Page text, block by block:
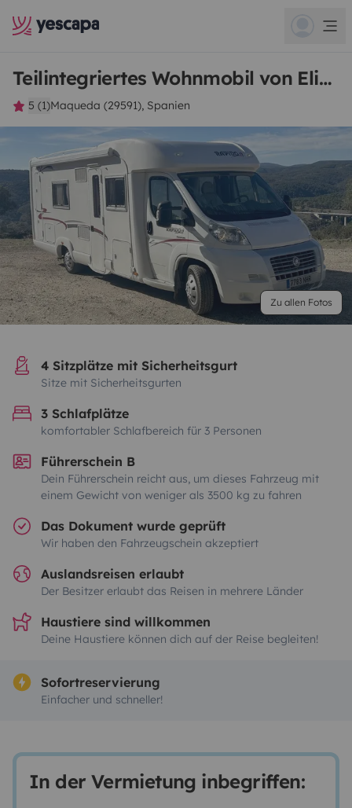
Teilintegriertes Wohnmobil von Eline Patrik F
5 (1)Maqueda (29591), Spanien
Zu allen Fotos
4 Sitzplätze mit Sicherheitsgurt
Sitze mit Sicherheitsgurten
3 Schlafplätze
komfortabler Schlafbereich für 3 Personen
Führerschein B
Dein Führerschein reicht aus, um dieses Fahrzeug mit
einem Gewicht von weniger als 3500 kg zu fahren
Das Dokument wurde geprüft
Wir haben den Fahrzeugschein akzeptiert
Auslandsreisen erlaubt
Der Besitzer erlaubt das Reisen in mehrere Länder
Haustiere sind willkommen
Deine Haustiere können dich auf der Reise begleiten!
Sofortreservierung
Einfacher und schneller!
In der Vermietung inbegriffen: